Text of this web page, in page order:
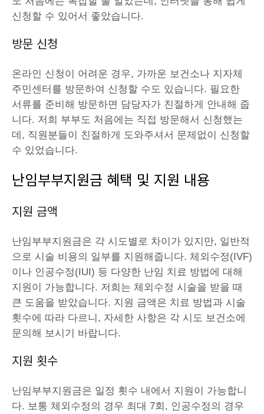
신청할 수 있어서 좋았습니다.
방문 신청
온라인 신청이 어려운 경우, 가까운 보건소나 지자체
주민센터를 방문하여 신청할 수도 있습니다. 필요한
서류를 준비해 방문하면 담당자가 친절하게 안내해 줍
니다. 저희 부부도 처음에는 직접 방문해서 신청했는
데, 직원분들이 친절하게 도와주셔서 문제없이 신청할
수 있었습니다.
난임부부지원금 혜택 및 지원 내용
지원 금액
난임부부지원금은 각 시도별로 차이가 있지만, 일반적
으로 시술 비용의 일부를 지원해줍니다. 체외수정(IVF)
이나 인공수정(IUI) 등 다양한 난임 치료 방법에 대해
지원이 가능합니다. 저희는 체외수정 시술을 받을 때
큰 도움을 받았습니다. 지원 금액은 치료 방법과 시술
횟수에 따라 다르니, 자세한 사항은 각 시도 보건소에
문의해 보시기 바랍니다.
지원 횟수
난임부부지원금은 일정 횟수 내에서 지원이 가능합니
다. 보통 체외수정의 경우 최대 7회, 인공수정의 경우